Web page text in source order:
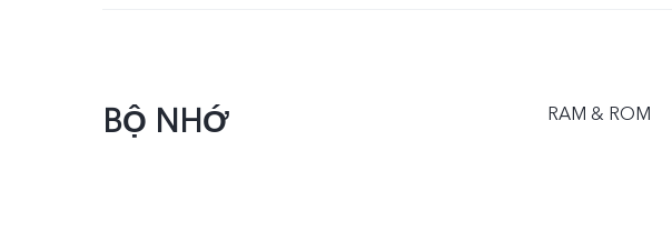
BỘ NHỚ RAM & ROM